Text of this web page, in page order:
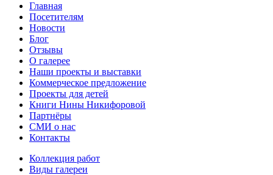
Главная
Посетителям
Новости
Блог
Отзывы
О галерее
Наши проекты и выставки
Коммерческое предложение
Проекты для детей
Книги Нины Никифоровой
Партнёры
СМИ о нас
Контакты
Коллекция работ
Виды галереи